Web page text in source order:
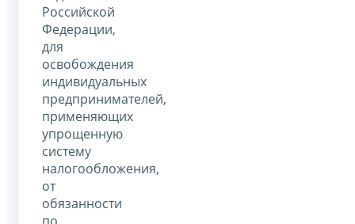
Российской
Федерации,
для
освобождения
индивидуальных
предпринимателей,
применяющих
упрощенную
систему
налогообложения,
от
обязанности